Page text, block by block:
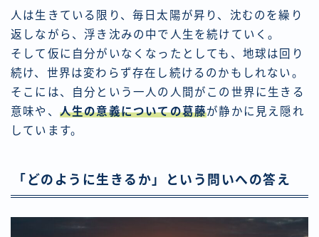
人は生きている限り、毎日太陽が昇り、沈むのを繰り
返しながら、浮き沈みの中で人生を続けていく。
そして仮に自分がいなくなったとしても、地球は回り
続け、世界は変わらず存在し続けるのかもしれない。
そこには、自分という一人の人間がこの世界に生きる
意味や、 人生の意義についての葛藤が静かに見え隠れ
しています。
「どのように生きるか」という問いへの答え